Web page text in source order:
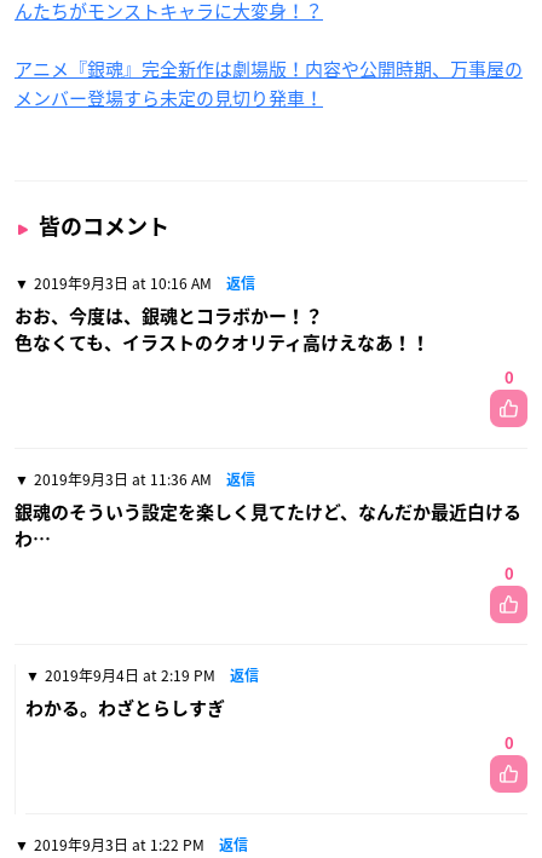
んたちがモンストキャラに大変身！？
アニメ『銀魂』完全新作は劇場版！内容や公開時期、万事屋の
メンバー登場すら未定の見切り発車！
皆のコメント
2019年9月3日 at 10:16 AM 返信
おお、今度は、銀魂とコラボかー！？
色なくても、イラストのクオリティ高けえなあ！！
0
2019年9月3日 at 11:36 AM 返信
銀魂のそういう設定を楽しく見てたけど、なんだか最近白ける
わ…
0
2019年9月4日 at 2:19 PM 返信
わかる。わざとらしすぎ
0
2019年9月3日 at 1:22 PM 返信